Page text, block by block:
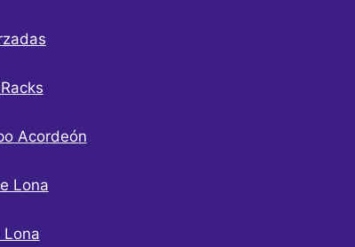
Acordeón
Lona